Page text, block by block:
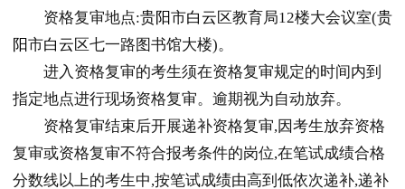
资格复审地点:贵阳市白云区教育局12楼大会议室(贵
阳市白云区七一路图书馆大楼)。
进入资格复审的考生须在资格复审规定的时间内到
指定地点进行现场资格复审。逾期视为自动放弃。
资格复审结束后开展递补资格复审,因考生放弃资格
复审或资格复审不符合报考条件的岗位,在笔试成绩合格
分数线以上的考生中,按笔试成绩由高到低依次递补,递补